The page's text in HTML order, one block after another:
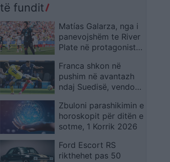
të fundit
Matías Galarza, nga i
panevojshëm te River
Plate në protagonistin
e Botës 2026
Franca shkon në
pushim në avantazh
ndaj Suedisë, vendos
Zbuloni parashikimin e
horoskopit për ditën e
sotme, 1 Korrik 2026
Ford Escort RS
rikthehet pas 50